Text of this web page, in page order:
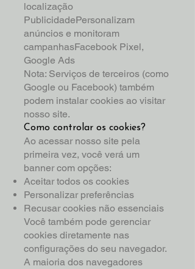
localização
PublicidadePersonalizam
anúncios e monitoram
campanhasFacebook Pixel,
Google Ads
Nota: Serviços de terceiros (como
Google ou Facebook) também
podem instalar cookies ao visitar
nosso site.
Como controlar os cookies?
Ao acessar nosso site pela
primeira vez, você verá um
banner com opções:
Aceitar todos os cookies
Personalizar preferências
Recusar cookies não essenciais
Você também pode gerenciar
cookies diretamente nas
configurações do seu navegador.
A maioria dos navegadores